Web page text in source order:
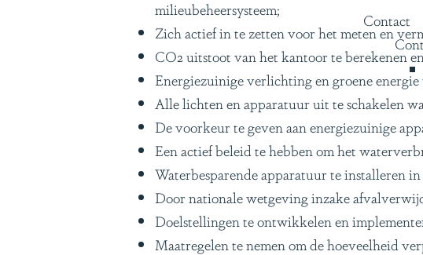
Contact
milieubeheersysteem;
Zich actief in te zetten voor het meten en
CO2 uitstoot van het kantoor te berekenen
Energiezuinige verlichting en groene
Alle lichten en apparatuur uit te schakelen
De voorkeur te geven aan energiezuinige
Een actief beleid te hebben om het
Waterbesparende apparatuur te installeren
Door nationale wetgeving inzake
Doelstellingen te ontwikkelen en
Maatregelen te nemen om de hoeveelheid